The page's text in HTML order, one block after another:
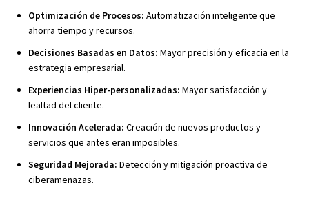
Optimización de Procesos: Automatización inteligente que
ahorra tiempo y recursos.
Decisiones Basadas en Datos: Mayor precisión y eficacia en la
estrategia empresarial.
Experiencias Hiper-personalizadas: Mayor satisfacción y
lealtad del cliente.
Innovación Acelerada: Creación de nuevos productos y
servicios que antes eran imposibles.
Seguridad Mejorada: Detección y mitigación proactiva de
ciberamenazas.